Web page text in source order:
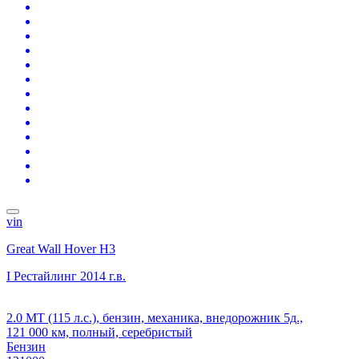
vin
Great Wall Hover H3
I Рестайлинг 2014 г.в.
2.0 MT (115 л.с.), бензин, механика, внедорожник 5д.,
121 000 км, полный, серебристый
Бензин